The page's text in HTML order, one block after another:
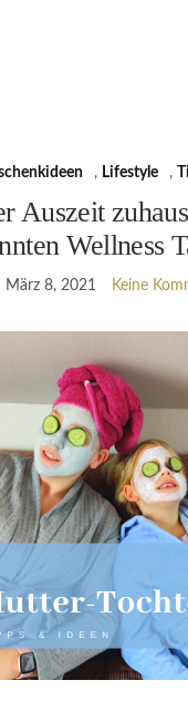
, Lifestyle ,
Auszeit
Wellness
März 8, 2021 Keine